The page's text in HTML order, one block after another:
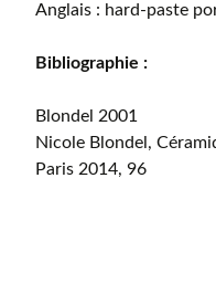
Anglais : hard-paste
Bibliographie :
Blondel 2001
Nicole Blondel,
Paris 2014, 96